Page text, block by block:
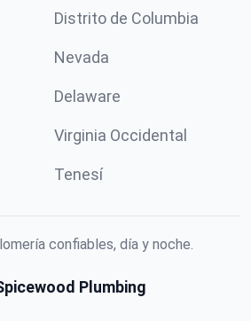
Distrito de Columbia
Nevada
Delaware
Virginia Occidental
Tenesí
confiables, día y noche.
Plumbing